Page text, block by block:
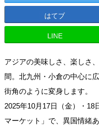
はてブ
LINE
アジアの美味しさ、楽しさ
間。北九州・小倉の中心に
街角のように変身します。
2025年10月17日（金）・18
マーケット」で、異国情緒